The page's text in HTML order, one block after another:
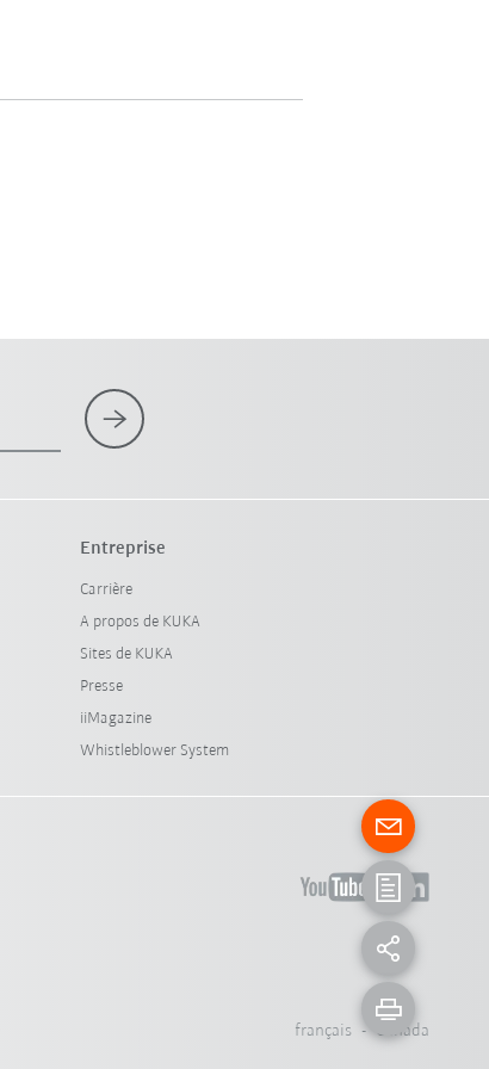
Entreprise
Carrière
A propos de KUKA
Sites de KUKA
Presse
iiMagazine
Whistleblower System
français - Canada